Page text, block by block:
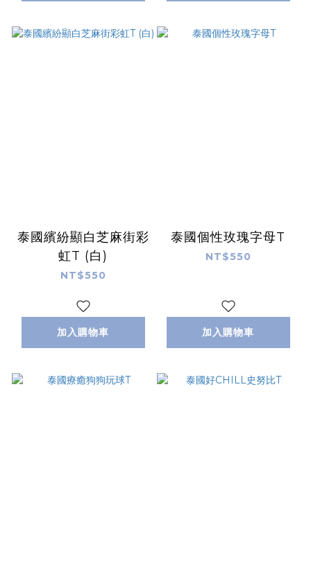
泰國繽紛顯白芝麻街彩
虹T (白)
NT$550
加入購物車
泰國個性玫瑰字母T
NT$550
加入購物車